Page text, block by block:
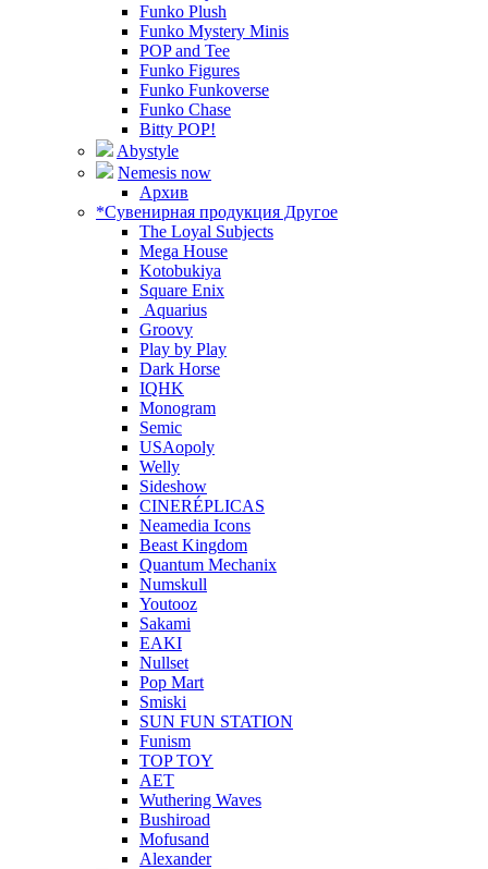
Funko Plush
Funko Mystery Minis
POP and Tee
Funko Figures
Funko Funkoverse
Funko Chase
Bitty POP!
Abystyle
Nemesis now
Архив
*Сувенирная продукция Другое
The Loyal Subjects
Mega House
Kotobukiya
Square Enix
Aquarius
Groovy
Play by Play
Dark Horse
IQHK
Monogram
Semic
USAopoly
Welly
Sideshow
CINERÉPLICAS
Neamedia Icons
Beast Kingdom
Quantum Mechanix
Numskull
Youtooz
Sakami
EAKI
Nullset
Pop Mart
Smiski
SUN FUN STATION
Funism
TOP TOY
AET
Wuthering Waves
Bushiroad
Mofusand
Alexander